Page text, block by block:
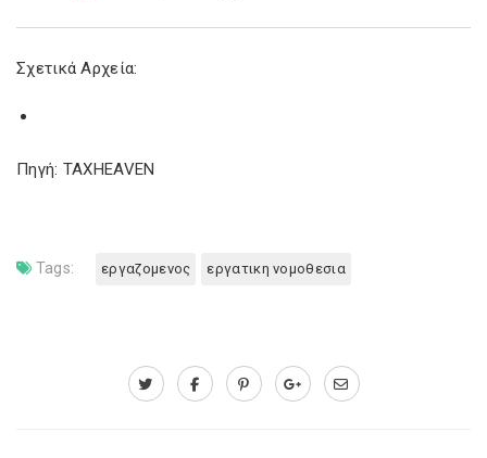
Σχετικά Αρχεία:
Πηγή: TAXHEAVEN
Tags: εργαζομενος εργατικη νομοθεσια